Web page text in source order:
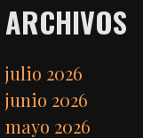
ARCHIVOS
julio 2026
junio 2026
mayo 2026